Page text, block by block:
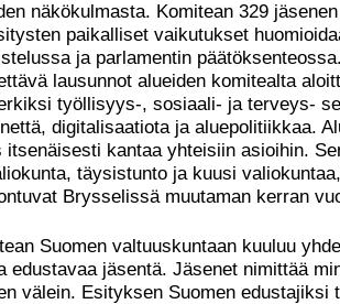
näkökulmasta. Komitean 329
paikalliset vaikutukset
ja parlamentin
lausunnot alueiden komitealta
työllisyys-, sosiaali- ja terveys-
digitalisaatiota ja aluepolitiikkaa.
itsenäisesti kantaa yhteisiin asioihin.
täysistunto ja kuusi
Brysselissä muutaman kerran
Suomen valtuuskuntaan kuuluu
edustavaa jäsentä. Jäsenet nimittää
välein. Esityksen Suomen edustajiksi